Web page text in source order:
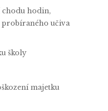
chodu hodin,
probíraného učiva
školy
majetku